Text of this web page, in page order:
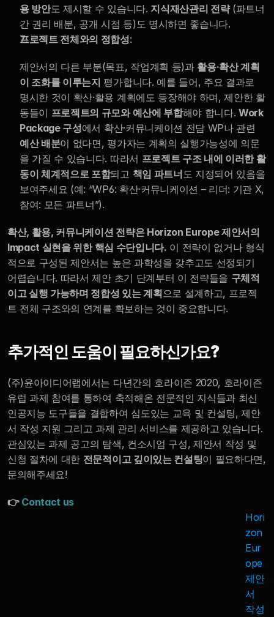
용 방안도 제시할 수 있습니다. 지식재산관리 전략 (파트너
간 권리 배분, 공개 시점 등)도 명시하면 좋습니다.
프로젝트 전체와의 정합성:
제안서의 다른 부분(목표, 작업계획 등)과 활용·확산 계획
이 조화를 이루는지 평가합니다. 예를 들어, 주요 결과로
명시한 것이 확산·활용 계획에도 등장해야 하며, 제안한 활
동들이 프로젝트의 규모와 예산에 부합해야 합니다. Work
Package 구성
예산 배분이 없다면, 평가자는 계획의 실행가능성에 의문
을 가질 수 있습니다. 따라서 프로젝트 구조 내에 이러한 활
동이 체계적으로 포함되고 책임 파트너도 지정되어 있음을
보여주세요 (예: “WP6: 확산·커뮤니케이션 – 리더: 기관 X,
참여: 모든 파트너”).
확산, 활용, 커뮤니케이션 전략은 Horizon Europe 제안서의
Impact 실현을 위한 핵심 수단입니다. 이 전략이 없거나 형식
적으로 구성된 제안서는 높은 과학성을 갖추고도 선정되기
어렵습니다. 따라서 제안 초기 단계부터 이 전략들을 구체적
이고 실행 가능하며 정합성 있는 계획으로 설계하고, 프로젝
트 전체 구조와의 연계를 확보하는 것이 중요합니다.
추가적인 도움이 필요하신가요?
(주)윤아이디어랩에서는 다년간의 호라이즌 2020, 호라이즌
유럽 과제 참여를 통하여 축적해온 전문적인 지식들과 최신
인공지능 도구들을 결합하여 심도있는 교육 및 컨설팅, 제안
서 작성 지원 그리고 과제 관리 서비스를 제공하고 있습니다.
관심있는 과제 공고의 탐색, 컨소시엄 구성, 제안서 작성 및
신청 절차에 대한 전문적이고 깊이있는 컨설팅이 필요하다면,
문의해주세요!
👉 Contact us
Hori
zon
Eur
ope
제안
서
작성